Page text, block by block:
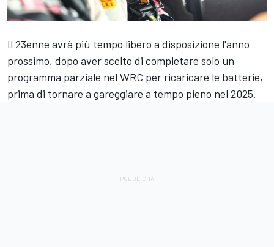
Il 23enne avrà più tempo libero a disposizione l'anno
prossimo, dopo aver scelto di completare solo un
programma parziale nel WRC per ricaricare le batterie,
prima di tornare a gareggiare a tempo pieno nel 2025.